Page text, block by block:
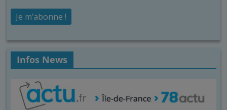
Infos News